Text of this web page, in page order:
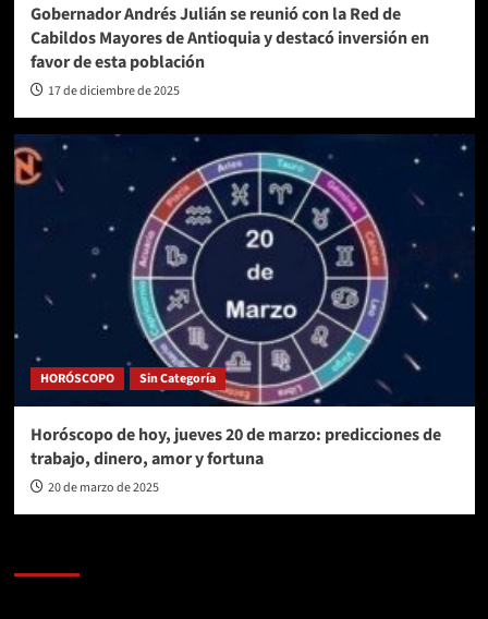
Gobernador Andrés Julián se reunió con la Red de
Cabildos Mayores de Antioquia y destacó inversión en
favor de esta población
17 de diciembre de 2025
HORÓSCOPO Sin Categoría
Horóscopo de hoy, jueves 20 de marzo: predicciones de
trabajo, dinero, amor y fortuna
20 de marzo de 2025